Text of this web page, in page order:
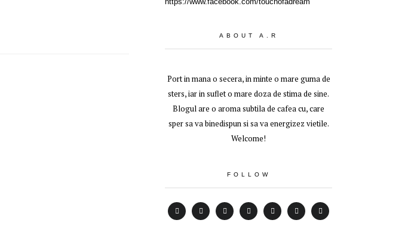
ABOUT A.R
Port in mana o secera, in minte o mare guma de
sters, iar in suflet o mare doza de stima de sine.
Blogul are o aroma subtila de cafea cu, care
sper sa va binedispun si sa va energizez vietile.
Welcome!
FOLLOW